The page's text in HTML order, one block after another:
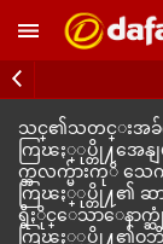
သင္၏သတင္းအခ်က္
ကြၽႏ္ုပ္တို႔အေန
က္အလက္မ်ားကုိ သေ
ကြၽႏ္ုပ္တို႔၏ ဆာ
ရွိႏိုင္ေသာေနာက္
ကြၽႏ္ုပ္တို႔၏ဝဘ္